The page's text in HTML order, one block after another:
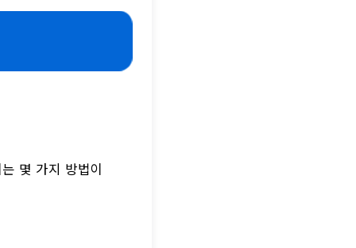
몇 가지 방법이